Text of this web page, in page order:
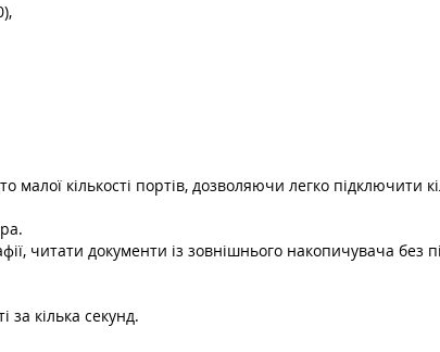
кількості портів, дозволяючи легко підключити
читати документи із зовнішнього накопичувача без
за кілька секунд.